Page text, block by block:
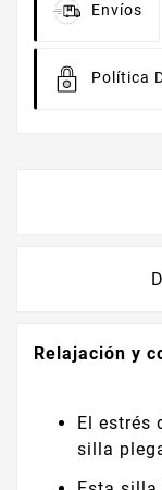
Envíos
Política
Relajación y
El estrés
silla